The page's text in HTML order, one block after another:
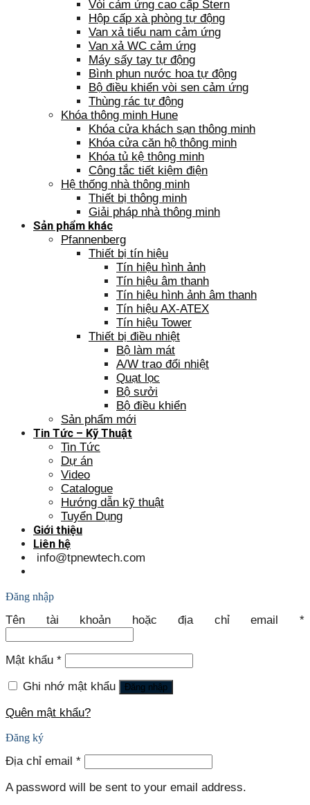
Vòi cảm ứng cao cấp Stern
Hộp cấp xà phòng tự động
Van xả tiểu nam cảm ứng
Van xả WC cảm ứng
Máy sấy tay tự động
Bình phun nước hoa tự động
Bộ điều khiển vòi sen cảm ứng
Thùng rác tự động
Khóa thông minh Hune
Khóa cửa khách sạn thông minh
Khóa cửa căn hộ thông minh
Khóa tủ kệ thông minh
Công tắc tiết kiệm điện
Hệ thống nhà thông minh
Thiết bị thông minh
Giải pháp nhà thông minh
Sản phẩm khác
Pfannenberg
Thiết bị tín hiệu
Tín hiệu hình ảnh
Tín hiệu âm thanh
Tín hiệu hình ảnh âm thanh
Tín hiệu AX-ATEX
Tín hiệu Tower
Thiết bị điều nhiệt
Bộ làm mát
A/W trao đổi nhiệt
Quạt lọc
Bộ sưởi
Bộ điều khiển
Sản phẩm mới
Tin Tức – Kỹ Thuật
Tin Tức
Dự án
Video
Catalogue
Hướng dẫn kỹ thuật
Tuyển Dụng
Giới thiệu
Liên hệ
info@tpnewtech.com
Đăng nhập
Tên tài khoản hoặc địa chỉ email *
Mật khẩu *
Ghi nhớ mật khẩu Đăng nhập
Quên mật khẩu?
Đăng ký
Địa chỉ email *
A password will be sent to your email address.